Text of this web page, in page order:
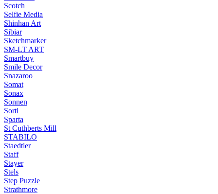
Scotch
Selfie Media
Shinhan Art
Sibiar
Sketchmarker
SM-LT ART
Smartbuy
Smile Decor
Snazaroo
Somat
Sonax
Sonnen
Sorti
Sparta
St Cuthberts Mill
STABILO
Staedtler
Staff
Stayer
Stels
Step Puzzle
Strathmore